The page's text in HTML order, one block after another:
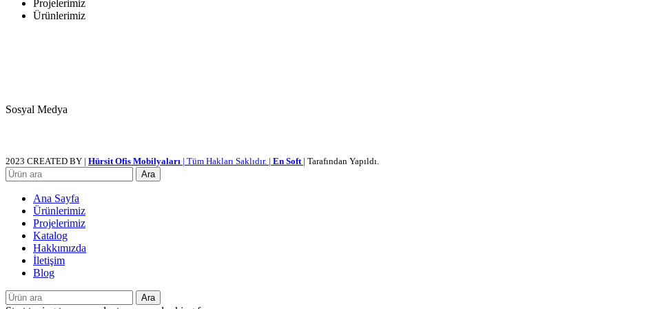
Projelerimiz
Ürünlerimiz
Sosyal Medya
2023 CREATED BY | Hürsit Ofis Mobilyaları | Tüm Hakları Saklıdır. | En Soft | Tarafından Yapıldı.
Ara
Ana Sayfa
Ürünlerimiz
Projelerimiz
Katalog
Hakkımızda
İletişim
Blog
Ara